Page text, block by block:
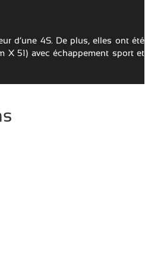
d’une 4S. De plus, elles ont été
X 51) avec échappement sport et